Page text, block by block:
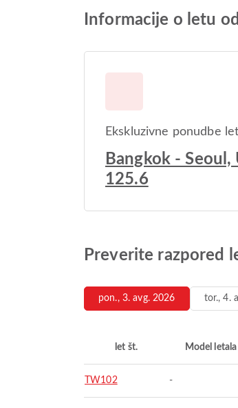
Informacije o letu
Ekskluzivne ponudbe
Bangkok - Seoul,
125.6
Preverite razpored
pon., 3. avg. 2026 tor., 4.
let št. Model letala
TW102 -